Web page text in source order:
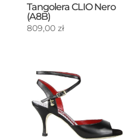
Tangolera CLIO Nero
(A8B)
809,00 zł